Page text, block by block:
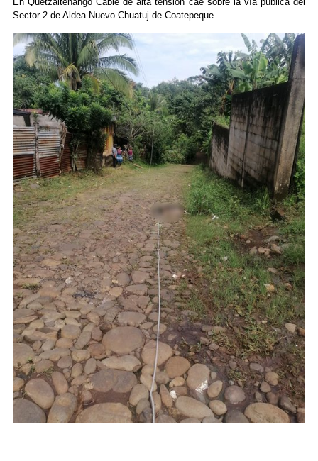
Sector 2 de Aldea Nuevo Chuatuj de Coatepeque.